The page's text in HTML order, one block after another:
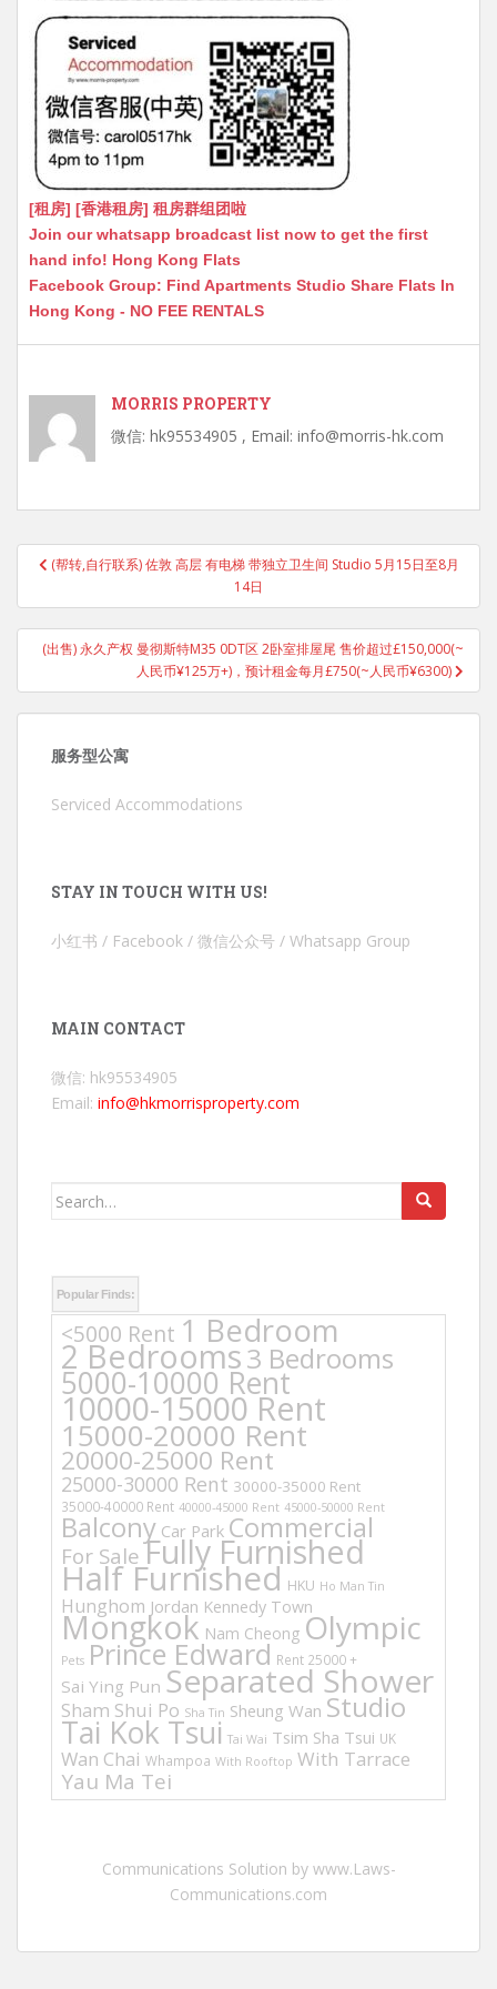
[租房] [香港租房] 租房群组团啦
Join our whatsapp broadcast list now to get the first
hand info! Hong Kong Flats
Facebook Group: Find Apartments Studio Share Flats In
Hong Kong - NO FEE RENTALS
MORRIS PROPERTY
微信: hk95534905 , Email: info@morris-hk.com
Post
navigation
(帮转,自行联系) 佐敦 高层 有电梯 带独立卫生间 Studio 5月15日至8月
14日
(出售) 永久产权 曼彻斯特M35 0DT区 2卧室排屋尾 售价超过£150,000(~
人民币¥125万+)，预计租金每月£750(~人民币¥6300)
服务型公寓
Serviced Accommodations
STAY IN TOUCH WITH US!
小红书 / Facebook / 微信公众号 / Whatsapp Group
MAIN CONTACT
微信: hk95534905
Email: info@hkmorrisproperty.com
Search
Popular Finds:
<5000 Rent 1 Bedroom
2 Bedrooms3 Bedrooms
5000-10000 Rent
10000-15000 Rent
15000-20000 Rent
20000-25000 Rent
25000-30000 Rent 30000-35000 Rent
35000-40000 Rent 40000-45000 Rent 45000-50000 Rent
Balcony Car Park Commercial
For Sale Fully Furnished
Half Furnished HKU Ho Man Tin
Hunghom Jordan Kennedy Town
Mongkok Nam Cheong Olympic
Pets Prince Edward Rent 25000 +
Sai Ying Pun Separated Shower
Sham Shui Po Sha Tin Sheung Wan Studio
Tai Kok Tsui Tai Wai Tsim Sha Tsui UK
Wan Chai Whampoa With Rooftop With Tarrace
Yau Ma Tei
Communications Solution by www.Laws-
Communications.com